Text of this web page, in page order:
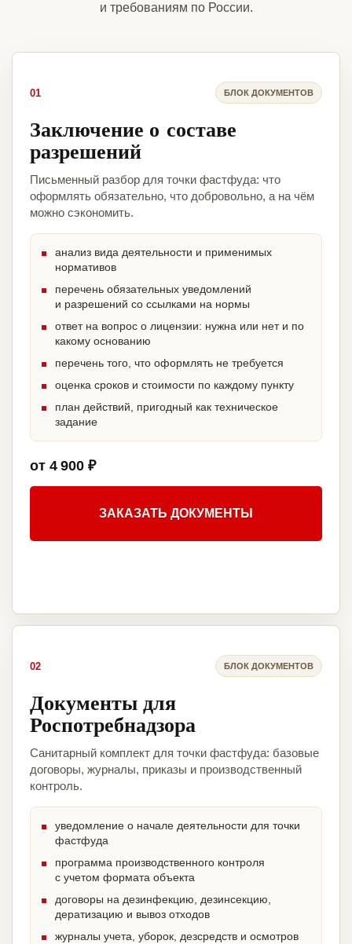
и требованиям по России.
01 БЛОК ДОКУМЕНТОВ
Заключение о составе
разрешений
Письменный разбор для точки фастфуда: что
оформлять обязательно, что добровольно, а на чём
можно сэкономить.
анализ вида деятельности и применимых
нормативов
перечень обязательных уведомлений
и разрешений со ссылками на нормы
ответ на вопрос о лицензии: нужна или нет и по
какому основанию
перечень того, что оформлять не требуется
оценка сроков и стоимости по каждому пункту
план действий, пригодный как техническое
задание
от 4 900 ₽
ЗАКАЗАТЬ ДОКУМЕНТЫ
02 БЛОК ДОКУМЕНТОВ
Документы для
Роспотребнадзора
Санитарный комплект для точки фастфуда: базовые
договоры, журналы, приказы и производственный
контроль.
уведомление о начале деятельности для точки
фастфуда
программа производственного контроля
с учетом формата объекта
договоры на дезинфекцию, дезинсекцию,
дератизацию и вывоз отходов
журналы учета, уборок, дезсредств и осмотров